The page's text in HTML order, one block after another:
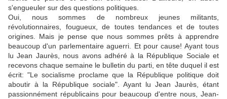
s'engueuler sur des questions politiques.
Oui, nous sommes de nombreux jeunes militants,
révolutionnaires, fougueux, de toutes tendances et de toutes
origines. Mais je pense que nous sommes prêts à apprendre
beaucoup d'un parlementaire aguerri. Et pour cause! Ayant tous
lu Jean Jaurès, nous avons adhéré à la République Sociale et
recevons chaque semaine le bulletin du parti, en tête duquel il est
écrit: "Le socialisme proclame que la République politique doit
aboutir à la République sociale". Ayant lu Jean Jaurès, étant
passionnément républicains pour beaucoup d'entre nous, Jean-